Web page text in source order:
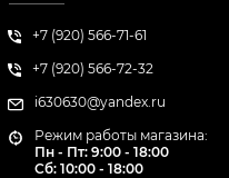
+7 (920) 566-71-61
+7 (920) 566-72-32
i630630@yandex.ru
Режим работы магазина:
Пн - Пт: 9:00 - 18:00
Сб: 10:00 - 18:00